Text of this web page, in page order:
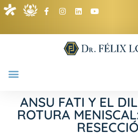
ANSU FATI Y EL
ROTURA